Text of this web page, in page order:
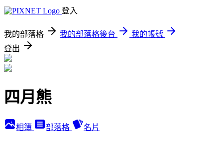
登入
我的部落格 我的部落格後台
我的帳號
登出
四月熊
相簿 部落格 名片